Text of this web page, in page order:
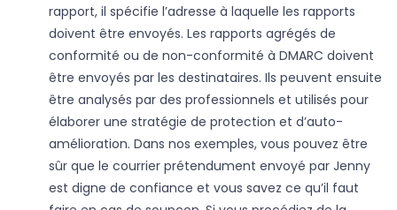
rapport, il spécifie l’adresse à laquelle les rapports
doivent être envoyés. Les rapports agrégés de
conformité ou de non-conformité à DMARC doivent
être envoyés par les destinataires. Ils peuvent ensuite
être analysés par des professionnels et utilisés pour
élaborer une stratégie de protection et d’auto-
amélioration. Dans nos exemples, vous pouvez être
sûr que le courrier prétendument envoyé par Jenny
est digne de confiance et vous savez ce qu’il faut